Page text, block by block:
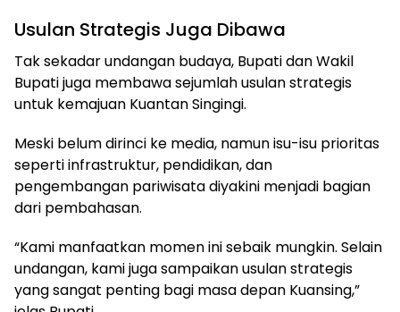
Usulan Strategis Juga Dibawa
Tak sekadar undangan budaya, Bupati dan Wakil
Bupati juga membawa sejumlah usulan strategis
untuk kemajuan Kuantan Singingi.
Meski belum dirinci ke media, namun isu-isu prioritas
seperti infrastruktur, pendidikan, dan
pengembangan pariwisata diyakini menjadi bagian
dari pembahasan.
“Kami manfaatkan momen ini sebaik mungkin. Selain
undangan, kami juga sampaikan usulan strategis
yang sangat penting bagi masa depan Kuansing,”